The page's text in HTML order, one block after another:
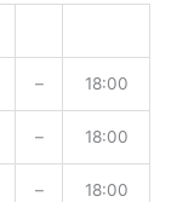
– 18:00
– 18:00
– 18:00